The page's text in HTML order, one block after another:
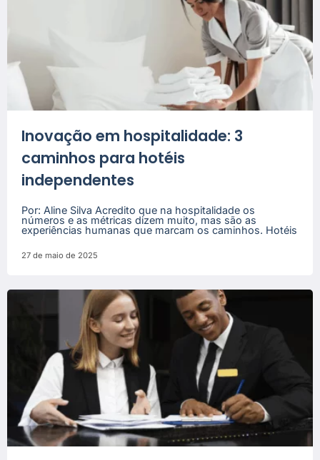
Inovação em hospitalidade: 3
caminhos para hotéis
independentes
Por: Aline Silva Acredito que na hospitalidade os
números e as métricas dizem muito, mas são as
experiências humanas que marcam os caminhos. Hotéis
27 de maio de 2025